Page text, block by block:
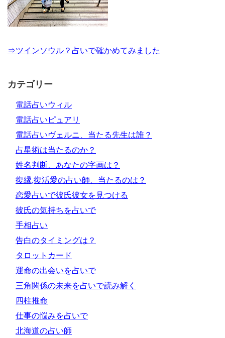
⇒ツインソウル？占いで確かめてみました
カテゴリー
電話占いウィル
電話占いピュアリ
電話占いヴェルニ、当たる先生は誰？
占星術は当たるのか？
姓名判断、あなたの字画は？
復縁,復活愛の占い師、当たるのは？
恋愛占いで彼氏彼女を見つける
彼氏の気持ちを占いで
手相占い
告白のタイミングは？
タロットカード
運命の出会いを占いで
三角関係の未来を占いで読み解く
四柱推命
仕事の悩みを占いで
北海道の占い師